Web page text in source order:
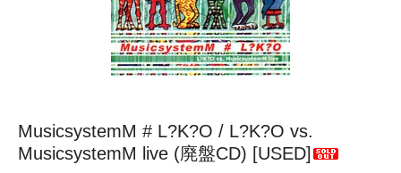
MusicsystemM # L?K?O / L?K?O vs.
MusicsystemM live (廃盤CD) [USED]